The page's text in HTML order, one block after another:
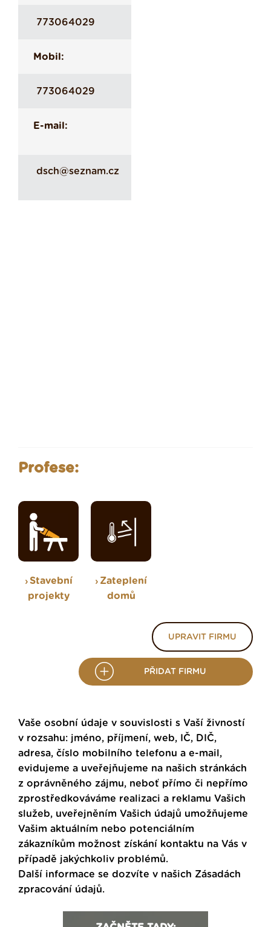
773064029
Mobil:
773064029
E-mail:
dsch@seznam.cz
Profese:
Stavební
projekty
Zateplení
domů
UPRAVIT FIRMU
PŘIDAT FIRMU
Vaše osobní údaje v souvislosti s Vaší živností
v rozsahu: jméno, příjmení, web, IČ, DIČ,
adresa, číslo mobilního telefonu a e-mail,
evidujeme a uveřejňujeme na našich stránkách
z oprávněného zájmu, neboť přímo či nepřímo
zprostředkováváme realizaci a reklamu Vašich
služeb, uveřejněním Vašich údajů umožňujeme
Vašim aktuálním nebo potenciálním
zákazníkům možnost získání kontaktu na Vás v
případě jakýchkoliv problémů.
Další informace se dozvíte v našich Zásadách
zpracování údajů.